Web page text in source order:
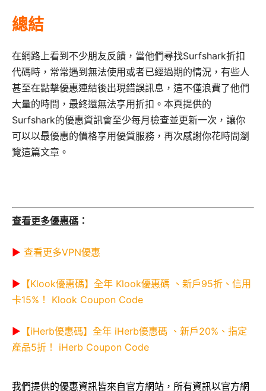
總結
在網路上看到不少朋友反饋，當他們尋找Surfshark折扣
代碼時，常常遇到無法使用或者已經過期的情況，有些人
甚至在點擊優惠連結後出現錯誤訊息，這不僅浪費了他們
大量的時間，最終還無法享用折扣。本頁提供的
Surfshark的優惠資訊會至少每月檢查並更新一次，讓你
可以以最優惠的價格享用優質服務，再次感謝你花時間瀏
覽這篇文章。
查看更多優惠碼 ：
▶ 查看更多VPN優惠
▶ 【Klook優惠碼】全年 Klook優惠碼 、新戶95折、信用
卡15%！ Klook Coupon Code
▶ 【iHerb優惠碼】全年 iHerb優惠碼 、新戶20%、指定
產品5折！ iHerb Coupon Code
我們提供的優惠資訊皆來自官方網站，所有資訊以官方網